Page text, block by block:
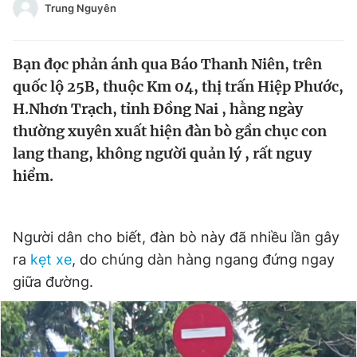
Chào ngày mới Tin 24h
Tin thị trường Tin 360
Video Magazine
Tiện ích Bạn cần biết
Thông tin tòa soạn
Đăng xuất
Trung Nguyên
Bạn đọc phản ánh qua Báo Thanh Niên, trên
quốc lộ 25B, thuộc Km 04, thị trấn Hiệp Phước,
H.Nhơn Trạch, tỉnh Đồng Nai , hằng ngày
thường xuyên xuất hiện đàn bò gần chục con
lang thang, không người quản lý , rất nguy
hiểm.
Người dân cho biết, đàn bò này đã nhiều lần gây
ra kẹt xe, do chúng dàn hàng ngang đứng ngay
giữa đường.